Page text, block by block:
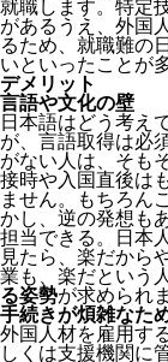
就職します。特定
があるうえ、外国
るため、就職難の
いといったことが
デメリット
言語や文化の壁
日本語はどう考え
が、言語取得は必
がない人は、そも
接時や入国直後は
ません。
もちろん
かし、逆の発想も
担当できる。日本
見たら、楽だから
業も、楽だという
る姿勢が求められ
手続きが煩雑なた
外国人材を雇用す
しくは支援機関に